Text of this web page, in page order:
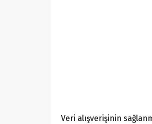
Veri alışverişinin